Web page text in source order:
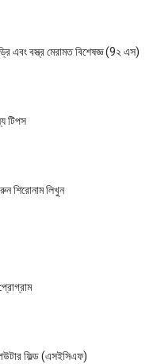
এবং বস্ত্র মেরামত বিশেষজ্ঞ (9২ এস)
টিপস
শিরোনাম লিখুন
ফিল্ড (এসইসিএফ)